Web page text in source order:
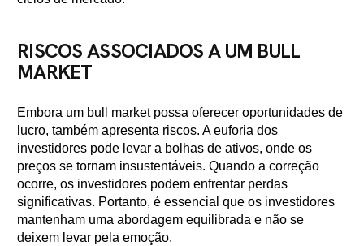
RISCOS ASSOCIADOS A UM BULL
MARKET
Embora um bull market possa oferecer oportunidades de
lucro, também apresenta riscos. A euforia dos
investidores pode levar a bolhas de ativos, onde os
preços se tornam insustentáveis. Quando a correção
ocorre, os investidores podem enfrentar perdas
significativas. Portanto, é essencial que os investidores
mantenham uma abordagem equilibrada e não se
deixem levar pela emoção.